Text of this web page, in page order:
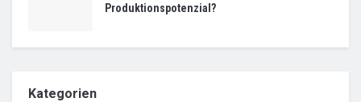
Produktionspotenzial?
Kategorien